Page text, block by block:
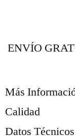
ENVÍO
Más
Calidad
Datos Técnicos